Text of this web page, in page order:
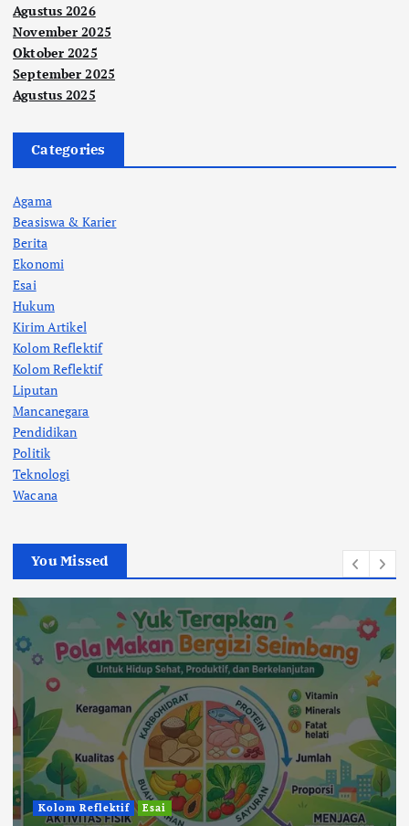
Agustus 2026
November 2025
Oktober 2025
September 2025
Agustus 2025
Categories
Agama
Beasiswa & Karier
Berita
Ekonomi
Esai
Hukum
Kirim Artikel
Kolom Reflektif
Kolom Reflektif
Liputan
Mancanegara
Pendidikan
Politik
Teknologi
Wacana
You Missed
Kolom Reflektif Esai